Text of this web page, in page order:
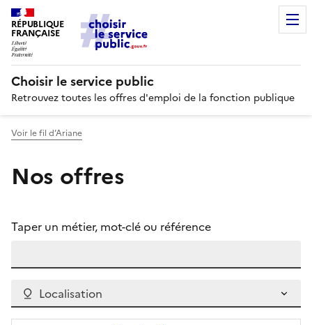
RÉPUBLIQUE
FRANÇAISE
Choisir le service public
Retrouvez toutes les offres d'emploi de la fonction publique
Voir le fil d’Ariane
Nos offres
Taper un métier, mot-clé ou référence
Localisation